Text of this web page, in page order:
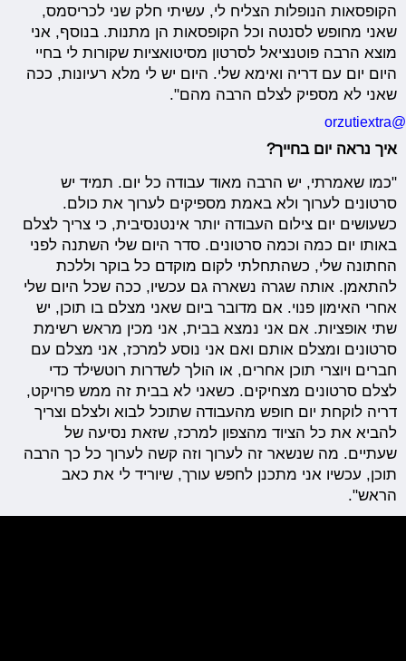
הקופסאות הנופלות הצליח לי, עשיתי חלק שני לכריסמס,
שאני מחופש לסנטה וכל הקופסאות הן מתנות. בנוסף, אני
מוצא הרבה פוטנציאל לסרטון מסיטואציות שקורות לי בחיי
היום יום עם דריה ואימא שלי. היום יש לי מלא רעיונות, ככה
שאני לא מספיק לצלם הרבה מהם".
@orzutiextra
איך נראה יום בחייך?
"כמו שאמרתי, יש הרבה מאוד עבודה כל יום. תמיד יש
סרטונים לערוך ולא באמת מספיקים לערוך את כולם.
כשעושים יום צילום העבודה יותר אינטנסיבית, כי צריך לצלם
באותו יום כמה וכמה סרטונים. סדר היום שלי השתנה לפני
החתונה שלי, כשהתחלתי לקום מוקדם כל בוקר וללכת
להתאמן. אותה שגרה נשארה גם עכשיו, ככה שכל היום שלי
אחרי האימון פנוי. אם מדובר ביום שאני מצלם בו תוכן, יש
שתי אופציות. אם אני נמצא בבית, אני מכין מראש רשימת
סרטונים ומצלם אותם ואם אני נוסע למרכז, אני מצלם עם
חברים ויוצרי תוכן אחרים, או הולך לשדרות רוטשילד כדי
לצלם סרטונים מצחיקים. כשאני לא בבית זה ממש פרויקט,
דריה לוקחת יום חופש מהעבודה שתוכל לבוא ולצלם וצריך
להביא את כל הציוד מהצפון למרכז, שזאת נסיעה של
שעתיים. מה שנשאר זה לערוך וזה קשה לערוך כל כך הרבה
תוכן, עכשיו אני מתכנן לחפש עורך, שיוריד לי את כאב
הראש".